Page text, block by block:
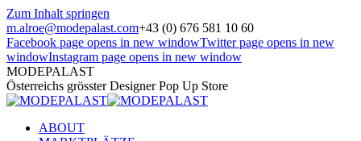
Zum Inhalt springen
m.alroe@modepalast.com+43 (0) 676 581 10 60
Facebook page opens in new windowTwitter page opens in new
windowInstagram page opens in new window
MODEPALAST
Österreichs grösster Designer Pop Up Store
ABOUT